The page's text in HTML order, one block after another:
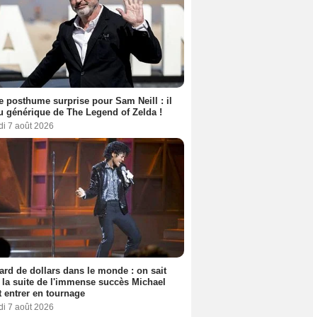
posthume surprise pour Sam Neill : il
générique de The Legend of Zelda !
7 août 2026
de dollars dans le monde : on sait
suite de l'immense succès Michael
entrer en tournage
7 août 2026